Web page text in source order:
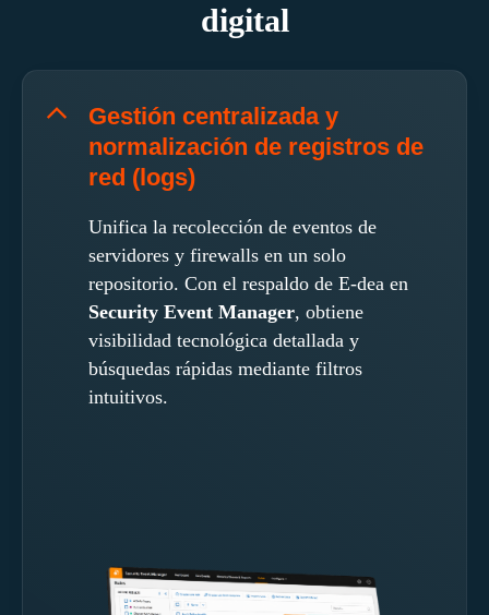
digital
Gestión centralizada y
normalización de registros de
red (logs)
Unifica la recolección de eventos de
servidores y firewalls en un solo
repositorio. Con el respaldo de E-dea en
Security Event Manager, obtiene
visibilidad tecnológica detallada y
búsquedas rápidas mediante filtros
intuitivos.